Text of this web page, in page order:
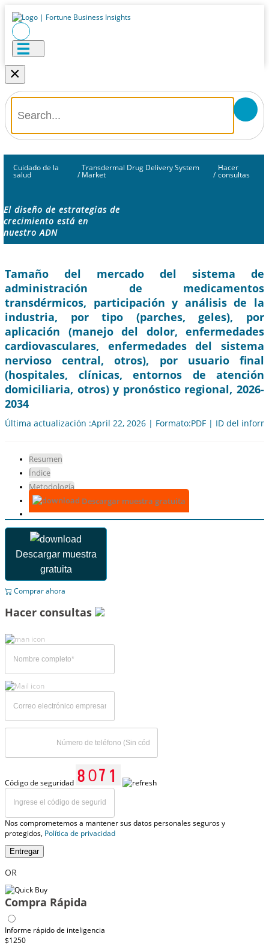
×
Cuidado de la
salud /
Transdermal Drug Delivery System
Market /
Hacer
consultas
El diseño de estrategias de
crecimiento está en
nuestro ADN
Tamaño del mercado del sistema de
administración de medicamentos
transdérmicos, participación y análisis de la
industria, por tipo (parches, geles), por
aplicación (manejo del dolor, enfermedades
cardiovasculares, enfermedades del sistema
nervioso central, otros), por usuario final
(hospitales, clínicas, entornos de atención
domiciliaria, otros) y pronóstico regional, 2026-
2034
Última actualización :April 22, 2026 | Formato:PDF | ID del
Resumen
Índice
Metodología
Descargar muestra gratuita
Descargar muestra
gratuita
Comprar ahora
Hacer consultas
Código de seguridad
Nos comprometemos a mantener sus datos personales seguros y
protegidos, Política de privacidad
Entregar
OR
Compra Rápida
Informe rápido de inteligencia
$1250